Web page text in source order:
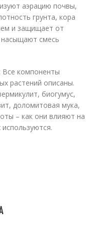
аэрацию почвы,
грунта, кора
и защищает от
насыщают смесь
Все компоненты
растений описаны.
биогумус,
доломитовая мука,
– как они влияют на